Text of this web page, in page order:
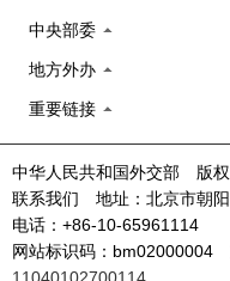
中央部委
地方外办
重要链接
中华人民共和国外交部 版
联系我们 地址：北京市朝
电话：+86-10-65961114
网站标识码：bm02000004